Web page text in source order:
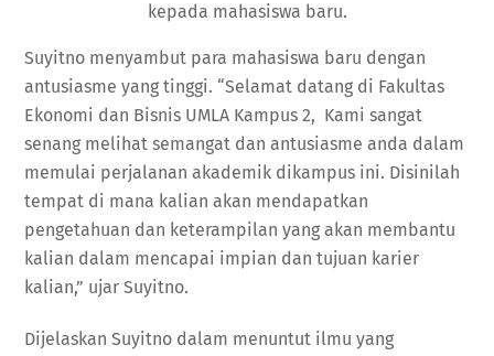
kepada mahasiswa baru.
Suyitno menyambut para mahasiswa baru dengan
antusiasme yang tinggi. “Selamat datang di Fakultas
Ekonomi dan Bisnis UMLA Kampus 2, Kami sangat
senang melihat semangat dan antusiasme anda dalam
memulai perjalanan akademik dikampus ini. Disinilah
tempat di mana kalian akan mendapatkan
pengetahuan dan keterampilan yang akan membantu
kalian dalam mencapai impian dan tujuan karier
kalian,” ujar Suyitno.
Dijelaskan Suyitno dalam menuntut ilmu yang